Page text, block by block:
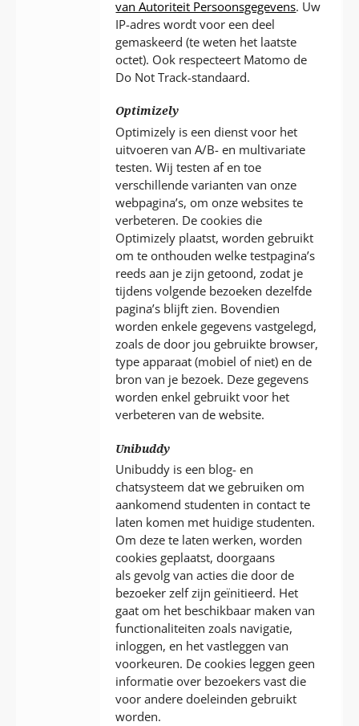
van Autoriteit Persoonsgegevens. Uw
IP-adres wordt voor een deel
gemaskeerd (te weten het laatste
octet). Ook respecteert Matomo de
Do Not Track-standaard.
Optimizely
Optimizely is een dienst voor het
uitvoeren van A/B- en multivariate
testen. Wij testen af en toe
verschillende varianten van onze
webpagina’s, om onze websites te
verbeteren. De cookies die
Optimizely plaatst, worden gebruikt
om te onthouden welke testpagina’s
reeds aan je zijn getoond, zodat je
tijdens volgende bezoeken dezelfde
pagina’s blijft zien. Bovendien
worden enkele gegevens vastgelegd,
zoals de door jou gebruikte browser,
type apparaat (mobiel of niet) en de
bron van je bezoek. Deze gegevens
worden enkel gebruikt voor het
verbeteren van de website.
Unibuddy
Unibuddy is een blog- en
chatsysteem dat we gebruiken om
aankomend studenten in contact te
laten komen met huidige studenten.
Om deze te laten werken, worden
cookies geplaatst, doorgaans
als gevolg van acties die door de
bezoeker zelf zijn geïnitieerd. Het
gaat om het beschikbaar maken van
functionaliteiten zoals navigatie,
inloggen, en het vastleggen van
voorkeuren. De cookies leggen geen
informatie over bezoekers vast die
voor andere doeleinden gebruikt
worden.